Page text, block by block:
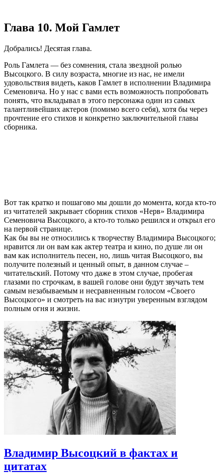
Глава 10. Мой Гамлет
Добрались! Десятая глава.
Роль Гамлета — без сомнения, стала звездной ролью
Высоцкого. В силу возраста, многие из нас, не имели
удовольствия видеть, каков Гамлет в исполнении Владимира
Семеновича. Но у нас с вами есть возможность попробовать
понять, что вкладывал в этого персонажа один из самых
талантливейших актеров (помимо всего себя), хотя бы через
прочтение его стихов и конкретно заключительной главы
сборника.
Вот так кратко и пошагово мы дошли до момента, когда кто-то
из читателей закрывает сборник стихов «Нерв» Владимира
Семеновича Высоцкого, а кто-то только решился и открыл его
на первой странице.
Как бы вы не относились к творчеству Владимира Высоцкого;
нравится ли он вам как актер театра и кино, по душе ли он
вам как исполнитель песен, но, лишь читая Высоцкого, вы
получите полезный и ценный опыт, в данном случае –
читательский. Потому что даже в этом случае, пробегая
глазами по строчкам, в вашей голове они будут звучать тем
самым незабываемым и несравненным голосом «Своего
Высоцкого» и смотреть на вас изнутри уверенным взглядом
полным огня и жизни.
Владимир Высоцкий в фактах и
цитатах